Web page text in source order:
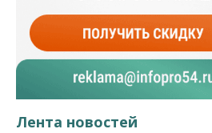
Лента новостей